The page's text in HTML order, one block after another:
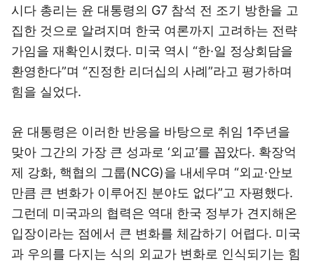
시다 총리는 윤 대통령의 G7 참석 전 조기 방한을 고
집한 것으로 알려지며 한국 여론까지 고려하는 전략
가임을 재확인시켰다. 미국 역시 “한·일 정상회담을
환영한다”며 “진정한 리더십의 사례”라고 평가하며
힘을 실었다.
윤 대통령은 이러한 반응을 바탕으로 취임 1주년을
맞아 그간의 가장 큰 성과로 ‘외교’를 꼽았다. 확장억
제 강화, 핵협의 그룹(NCG)을 내세우며 “외교·안보
만큼 큰 변화가 이루어진 분야도 없다”고 자평했다.
그런데 미국과의 협력은 역대 한국 정부가 견지해온
입장이라는 점에서 큰 변화를 체감하기 어렵다. 미국
과 우의를 다지는 식의 외교가 변화로 인식되기는 힘